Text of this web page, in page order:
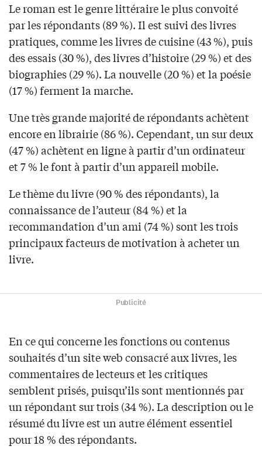
Le roman est le genre littéraire le plus convoité
par les répondants (89 %). Il est suivi des livres
pratiques, comme les livres de cuisine (43 %), puis
des essais (30 %), des livres d’histoire (29 %) et des
biographies (29 %). La nouvelle (20 %) et la poésie
(17 %) ferment la marche.
Une très grande majorité de répondants achètent
encore en librairie (86 %). Cependant, un sur deux
(47 %) achètent en ligne à partir d’un ordinateur
et 7 % le font à partir d’un appareil mobile.
Le thème du livre (90 % des répondants), la
connaissance de l’auteur (84 %) et la
recommandation d’un ami (74 %) sont les trois
principaux facteurs de motivation à acheter un
livre.
Publicité
En ce qui concerne les fonctions ou contenus
souhaités d’un site web consacré aux livres, les
commentaires de lecteurs et les critiques
semblent prisés, puisqu’ils sont mentionnés par
un répondant sur trois (34 %). La description ou le
résumé du livre est un autre élément essentiel
pour 18 % des répondants.